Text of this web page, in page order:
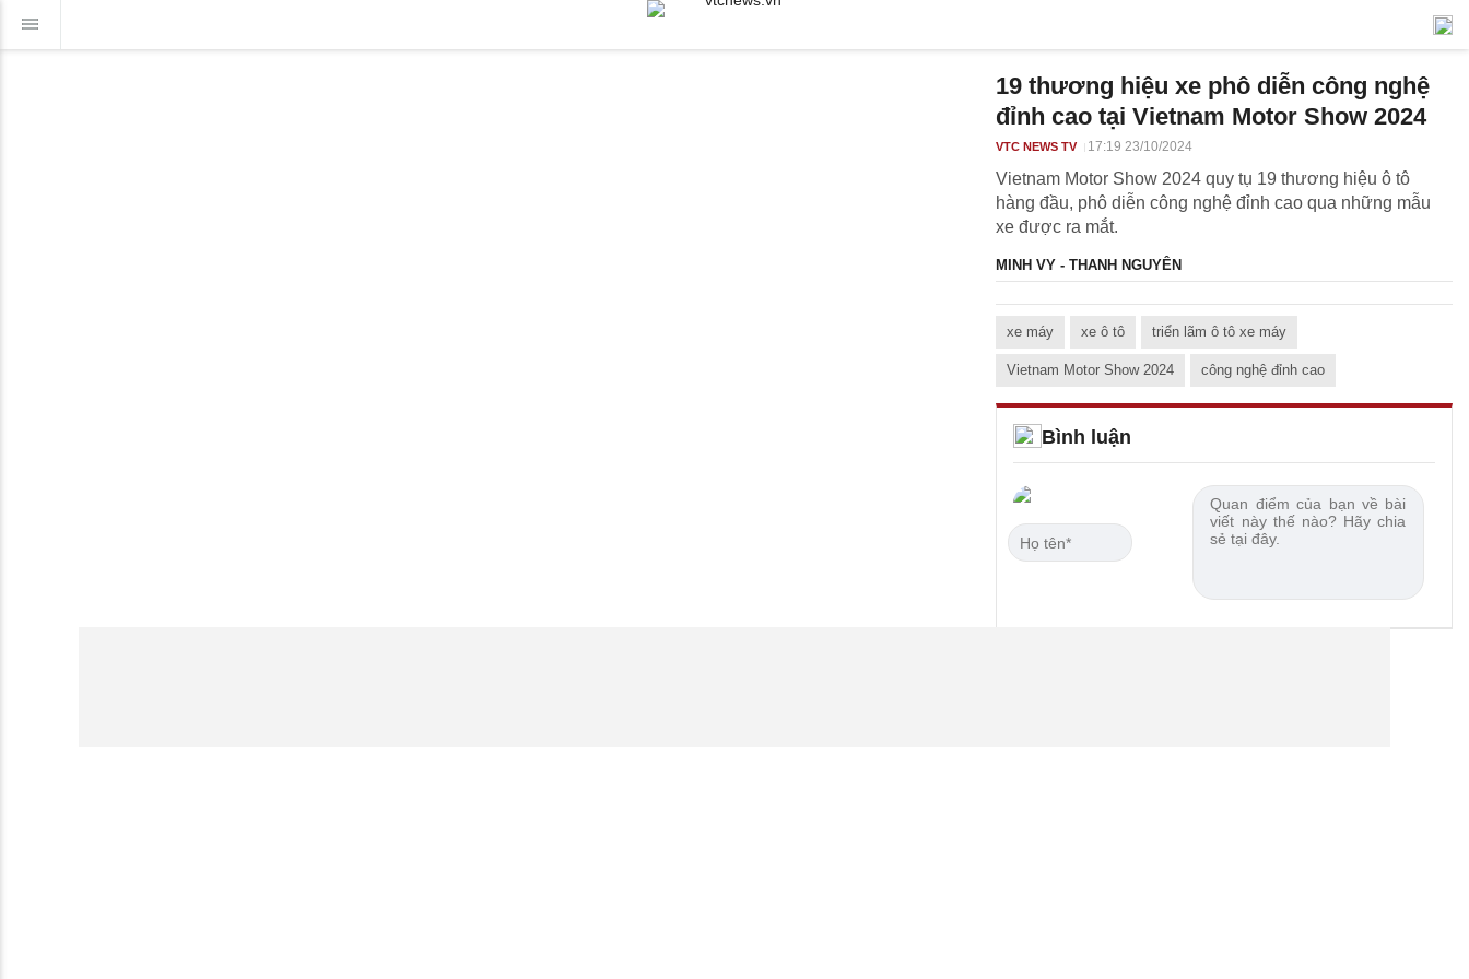
19 thương hiệu xe phô diễn công nghệ
đỉnh cao tại Vietnam Motor Show 2024
VTC NEWS TV 17:19 23/10/2024
Vietnam Motor Show 2024 quy tụ 19 thương hiệu ô tô
hàng đầu, phô diễn công nghệ đỉnh cao qua những mẫu
xe được ra mắt.
MINH VY - THANH NGUYÊN
xe máy xe ô tô triển lãm ô tô xe máy
Vietnam Motor Show 2024 công nghệ đỉnh cao
Bình luận